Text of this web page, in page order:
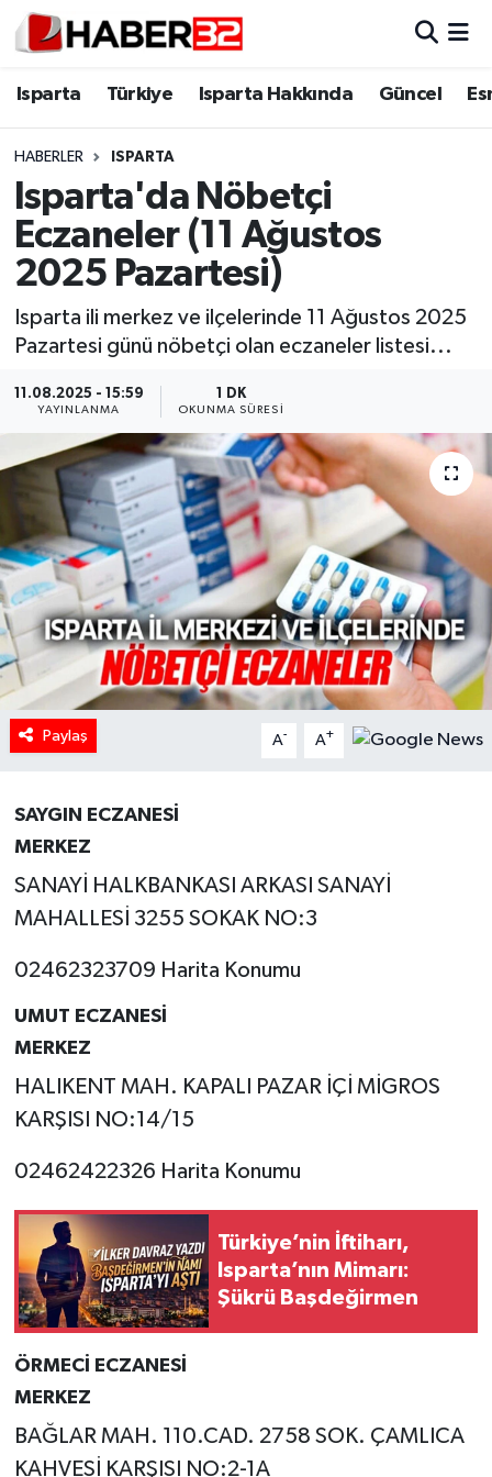
Isparta Türkiye Isparta Hakkında Güncel
HABERLER ISPARTA
Isparta'da Nöbetçi
Eczaneler (11 Ağustos
2025 Pazartesi)
Isparta ili merkez ve ilçelerinde 11 Ağustos 2025
Pazartesi günü nöbetçi olan eczaneler listesi...
11.08.2025 - 15:59
YAYINLANMA
1 DK
OKUNMA SÜRESI
Paylaş A- A+
SAYGIN ECZANESİ
MERKEZ
SANAYİ HALKBANKASI ARKASI SANAYİ
MAHALLESİ 3255 SOKAK NO:3
02462323709 Harita Konumu
UMUT ECZANESİ
MERKEZ
HALIKENT MAH. KAPALI PAZAR İÇİ MİGROS
KARŞISI NO:14/15
02462422326 Harita Konumu
Türkiye’nin İftiharı,
Isparta’nın Mimarı:
Şükrü Başdeğirmen
ÖRMECİ ECZANESİ
MERKEZ
BAĞLAR MAH. 110.CAD. 2758 SOK. ÇAMLICA
KAHVESİ KARŞISI NO:2-1A
Isparta
Esnaf Diyor ki;
ASAYİŞ
BİLİM VE TEKNOLOJİ
EĞİTİM
GENEL
Güncel
HABERDE İNSAN
İlginç
KÜLTÜR SANAT
MAGAZİN
Oyun
POLİTİKA
SAĞLIK
Spor
Teknoloji
İletişim
Künye
Isparta Nöbetçi Eczaneler
Isparta Trafik Yoğunluk Haritası
Süper Lig Puan Durumu ve Fikstür
Tüm Manşetler
Son Dakika Haberleri
Haber Arşivi